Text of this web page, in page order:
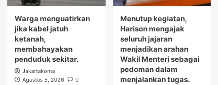
Warga menguatirkan
jika kabel jatuh
ketanah,
membahayakan
penduduk sekitar.
Jakartakoma
Agustus 5, 2026
0
Menutup kegiatan,
Harison mengajak
seluruh jajaran
menjadikan arahan
Wakil Menteri sebagai
pedoman dalam
menjalankan tugas.